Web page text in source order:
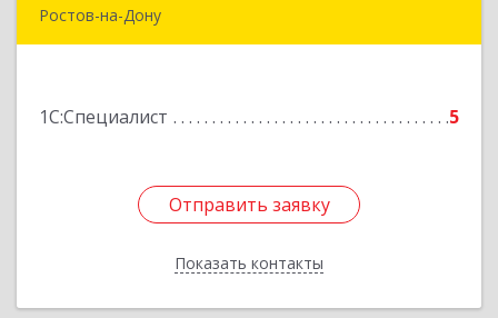
Ростов-на-Дону
1С:Специалист 5
Отправить заявку
Показать контакты
Подробнее
Отправить заявку
Назад